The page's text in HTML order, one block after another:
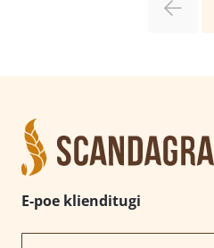
E-poe klienditugi